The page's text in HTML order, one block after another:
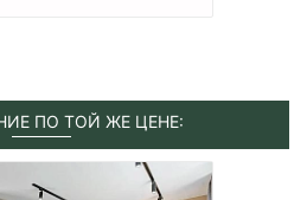
ПО ТОЙ ЖЕ ЦЕНЕ: